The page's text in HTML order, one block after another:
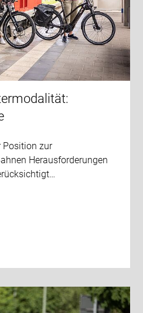
Position zur
Herausforderungen